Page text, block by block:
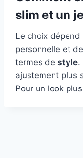
slim et un
Le choix
personnelle et
termes de style.
ajustement plus
Pour un look